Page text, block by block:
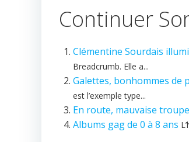
Continuer
Clémentine Sourdais
Breadcrumb. Elle a...
Galettes, bonhommes de
est l’exemple type...
En route, mauvaise
Albums gag de 0 à 8 ans